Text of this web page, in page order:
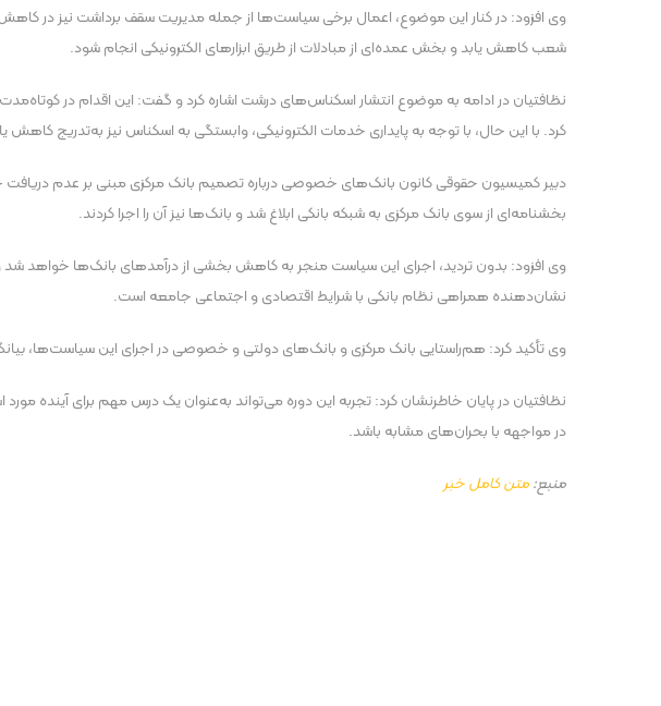
وی افزود: در کنار این موضوع، اعمال برخی سیاست‌ها از جمله مدیریت سقف برداشت نیز در
شعب کاهش یابد و بخش عمده‌ای از مبادلات از طریق ابزارهای الکترونیکی انجام شود.
نظافتیان در ادامه به موضوع انتشار اسکناس‌های درشت اشاره کرد و گفت: این اقدام در
کرد. با این حال، با توجه به پایداری خدمات الکترونیکی، وابستگی به اسکناس نیز به‌تدریج کاهش
دبیر کمیسیون حقوقی کانون بانک‌های خصوصی درباره تصمیم بانک مرکزی مبنی بر عدم دریافت
بخشنامه‌ای از سوی بانک مرکزی به شبکه بانکی ابلاغ شد و بانک‌ها نیز آن را اجرا کردند.
وی افزود: بدون تردید، اجرای این سیاست منجر به کاهش بخشی از درآمدهای بانک‌ها خواهد شد و
نشان‌دهنده همراهی نظام بانکی با شرایط اقتصادی و اجتماعی جامعه است.
وی تأکید کرد: هم‌راستایی بانک مرکزی و بانک‌های دولتی و خصوصی در اجرای این سیاست‌ها،
نظافتیان در پایان خاطرنشان کرد: تجربه این دوره می‌تواند به‌عنوان یک درس مهم برای آینده
در مواجهه با بحران‌های مشابه باشد.
منبع:متن کامل خبر